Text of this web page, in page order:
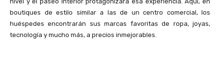
boutiques de estilo similar a las de un centro comercial, los
huéspedes encontrarán sus marcas favoritas de ropa, joyas,
tecnología y mucho más, a precios inmejorables.